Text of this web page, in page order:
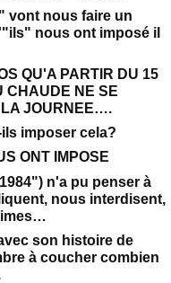
vont nous faire un
nous ont imposé il
QU'A PARTIR DU 15
CHAUDE NE SE
LA JOURNEE….
imposer cela?
ONT IMPOSE
n'a pu penser à
nous interdisent,
son histoire de
à coucher combien